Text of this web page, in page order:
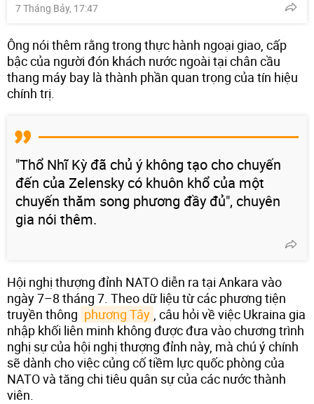
7 Tháng Bảy, 17:47
Ông nói thêm rằng trong thực hành ngoại giao, cấp
bậc của người đón khách nước ngoài tại chân cầu
thang máy bay là thành phần quan trọng của tín hiệu
chính trị.
"Thổ Nhĩ Kỳ đã chủ ý không tạo cho chuyến
đến của Zelensky có khuôn khổ của một
chuyến thăm song phương đầy đủ", chuyên
gia nói thêm.
Hội nghị thượng đỉnh NATO diễn ra tại Ankara vào
ngày 7–8 tháng 7. Theo dữ liệu từ các phương tiện
truyền thông phương Tây , câu hỏi về việc Ukraina gia
nhập khối liên minh không được đưa vào chương trình
nghị sự của hội nghị thượng đỉnh này, mà chú ý chính
sẽ dành cho việc củng cố tiềm lực quốc phòng của
NATO và tăng chi tiêu quân sự của các nước thành
viên.